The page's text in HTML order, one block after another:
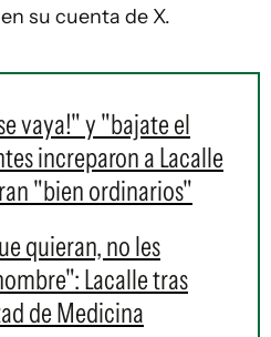
su cuenta de X.
vaya!" y "bajate el
increparon a Lacalle
"bien ordinarios"
quieran, no les
Lacalle tras
de Medicina